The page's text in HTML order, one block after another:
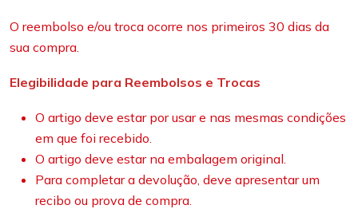
O reembolso e/ou troca ocorre nos primeiros 30 dias da
sua compra.
Elegibilidade para Reembolsos e Trocas
O artigo deve estar por usar e nas mesmas condições
em que foi recebido.
O artigo deve estar na embalagem original.
Para completar a devolução, deve apresentar um
recibo ou prova de compra.